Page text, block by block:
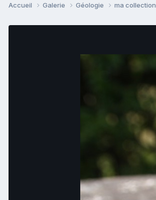
Accueil Galerie Géologie ma collection